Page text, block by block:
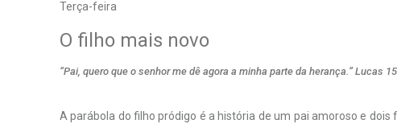
Terça-feira
O filho mais novo
“Pai, quero que o senhor me dê agora a minha parte da herança.” Lucas
A parábola do filho pródigo é a história de um pai amoroso e dois